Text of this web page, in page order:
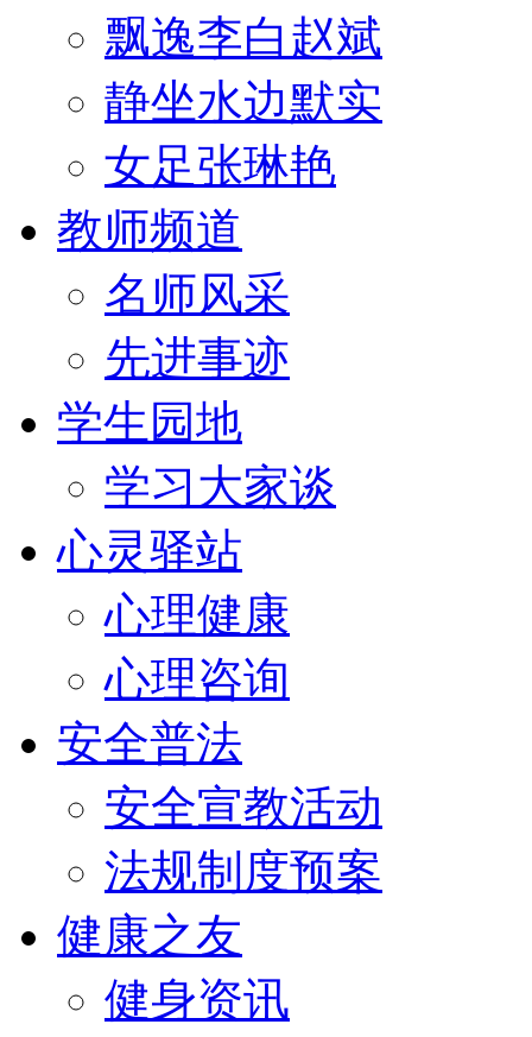
飘逸李白赵斌
静坐水边默实
女足张琳艳
教师频道
名师风采
先进事迹
学生园地
学习大家谈
心灵驿站
心理健康
心理咨询
安全普法
安全宣教活动
法规制度预案
健康之友
健身资讯